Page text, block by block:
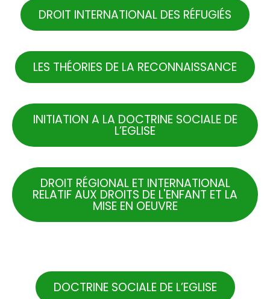
DROIT INTERNATIONAL DES RÉFUGIÉS
LES THÉORIES DE LA RECONNAISSANCE
INITIATION A LA DOCTRINE SOCIALE DE
L’EGLISE
DROIT RÉGIONAL ET INTERNATIONAL
RELATIF AUX DROITS DE L'ENFANT ET LA
MISE EN OEUVRE
DOCTRINE SOCIALE DE L’EGLISE